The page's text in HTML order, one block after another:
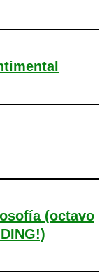
(octavo